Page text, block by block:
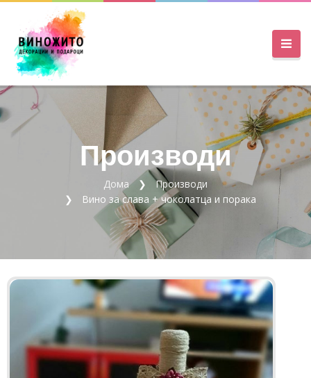
Производи
Дома
Производи
Вино за слава + чоколатца и порака